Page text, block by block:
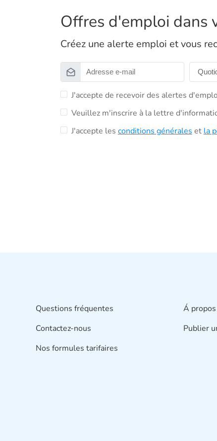
Offres d'emploi dans
Créez une alerte emploi et vous
J'accepte de recevoir des alertes
Veuillez m'inscrire à la lettre
J'accepte les conditions générales et la
Questions fréquentes
Contactez-nous
Nos formules tarifaires
Á
Publier